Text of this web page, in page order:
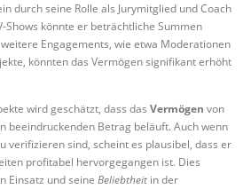
durch seine Rolle als Jurymitglied und Coach
Shows könnte er beträchtliche Summen
Engagements, wie etwa Moderationen
könnten das Vermögen signifikant erhöht
wird geschätzt, dass das Vermögen von
beeindruckenden Betrag beläuft. Auch wenn
verifizieren sind, scheint es plausibel, dass er
profitabel hervorgegangen ist. Dies
Einsatz und seine Beliebtheit in der